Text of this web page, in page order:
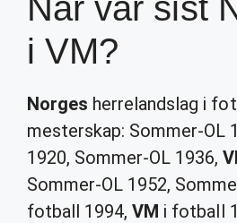
Når var sist
i VM?
Norges herrelandslag i
mesterskap: Sommer-OL
1920, Sommer-OL 1936,
Sommer-OL 1952,
fotball 1994,VM i fotball